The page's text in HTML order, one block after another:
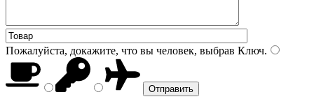
Пожалуйста, докажите, что вы человек, выбрав Ключ.